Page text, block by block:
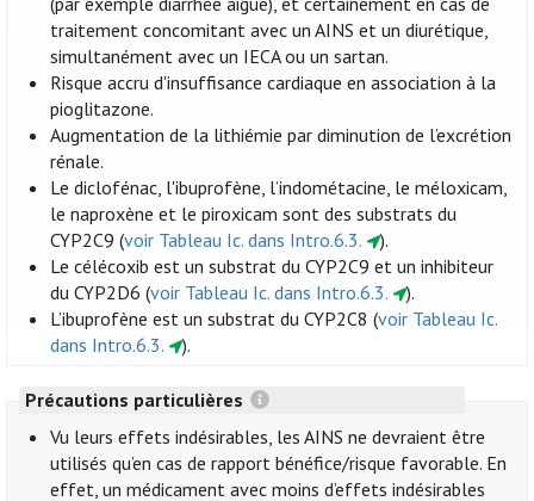
traitement concomitant avec un AINS et un diurétique,
simultanément avec un IECA ou un sartan.
Risque accru d'insuffisance cardiaque en association à la
pioglitazone.
Augmentation de la lithiémie par diminution de l’excrétion
rénale.
Le diclofénac, l'ibuprofène, l’indométacine, le méloxicam,
le naproxène et le piroxicam sont des substrats du
CYP2C9 (voir Tableau Ic. dans Intro.6.3.
).
Le célécoxib est un substrat du CYP2C9 et un inhibiteur
du CYP2D6 (voir Tableau Ic. dans Intro.6.3.
).
L’ibuprofène est un substrat du CYP2C8 (voir Tableau Ic.
dans Intro.6.3.
).
Précautions particulières
Vu leurs effets indésirables, les AINS ne devraient être
utilisés qu’en cas de rapport bénéfice/risque favorable. En
effet, un médicament avec moins d’effets indésirables